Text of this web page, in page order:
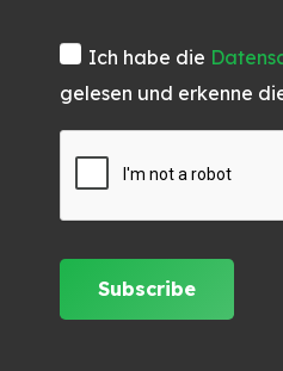
Ich habe die
gelesen und erkenne